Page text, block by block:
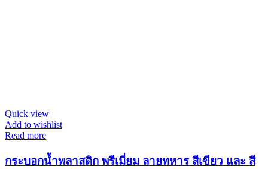
Quick view
Add to wishlist
Read more
กระบอกน้ำพลาสติก พรีเมี่ยม ลายทหาร สีเขียว และ สี